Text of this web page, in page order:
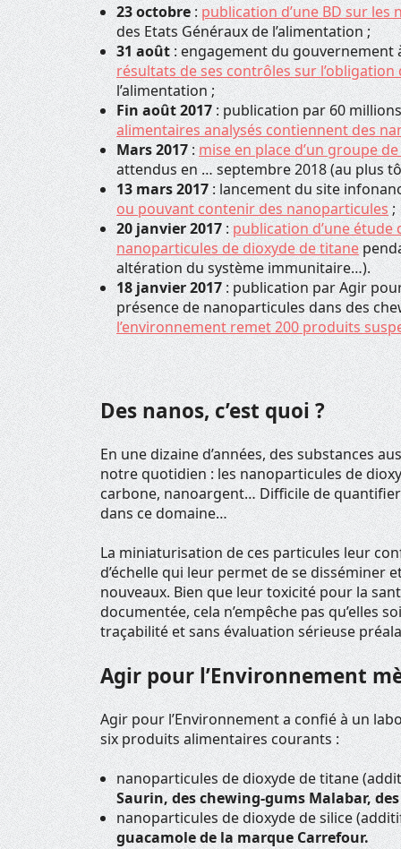
23 octobre:publication d’une BD sur les
des Etats Généraux de l’alimentation ;
31 août: engagement du gouvernement
résultats de ses contrôles sur l’obligation
l’alimentation ;
Fin août 2017: publication par 60
alimentaires analysés contiennent des
Mars 2017:mise en place d’un groupe
attendus en … septembre 2018 (au plus
13 mars 2017: lancement du site
ou pouvant contenir des nanoparticules;
20 janvier 2017:publication d’une étude
nanoparticules de dioxyde de titane
altération du système immunitaire…).
18 janvier 2017: publication par Agir
présence de nanoparticules dans des
l’environnement remet 200 produits
Des nanos, c’est quoi ?
En une dizaine d’années, des substances
notre quotidien : les nanoparticules de
carbone, nanoargent… Difficile de
dans ce domaine…
La miniaturisation de ces particules leur
d’échelle qui leur permet de se disséminer
nouveaux. Bien que leur toxicité pour la
documentée, cela n’empêche pas qu’elles
traçabilité et sans évaluation sérieuse
Agir pour l’Environnement
Agir pour l’Environnement a confié à un
six produits alimentaires courants :
nanoparticules de dioxyde de titane
Saurin, des chewing-gums Malabar,
nanoparticules de dioxyde de silice
guacamole de la marque Carrefour.